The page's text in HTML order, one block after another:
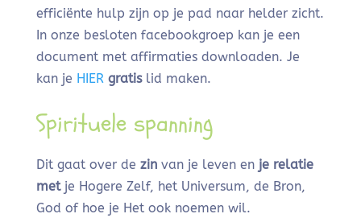
efficiënte hulp zijn op je pad naar helder zicht.
In onze besloten facebookgroep kan je een
document met affirmaties downloaden. Je
kan je HIER gratislid maken.
Spirituele spanning
Dit gaat over de zinvan je leven en je relatie
metje Hogere Zelf, het Universum, de Bron,
God of hoe je Het ook noemen wil.